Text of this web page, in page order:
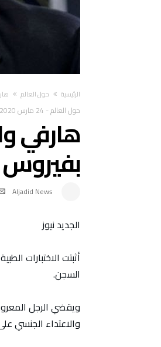
‫الرئيسية‬ حول العالم
حول العالم- 24 مارس 2020
هارفي
بفيروس
Aljadid News
الجديد نيوز
أثبتت الاختبارات
السجن.
والاعتداء الجنسي